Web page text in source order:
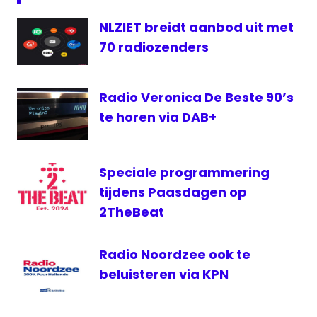
Qmusic
XMAS
Sky
Radio
Sky Radio
NLZIET breidt aanbod uit met
70 radiozenders
Radio Veronica De Beste 90’s
te horen via DAB+
Speciale programmering
tijdens Paasdagen op
2TheBeat
Radio Noordzee ook te
beluisteren via KPN